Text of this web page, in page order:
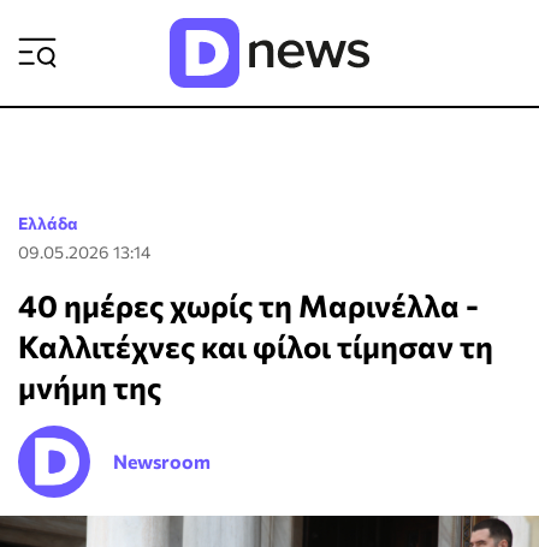
Ελλάδα
09.05.2026 13:14
40 ημέρες χωρίς τη Μαρινέλλα -
Καλλιτέχνες και φίλοι τίμησαν τη
μνήμη της
Newsroom